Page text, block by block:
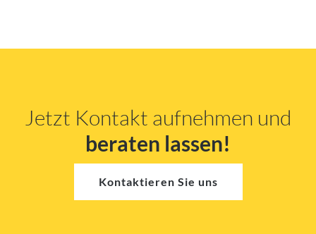
Jetzt Kontakt aufnehmen und
beraten lassen!
Kontaktieren Sie uns